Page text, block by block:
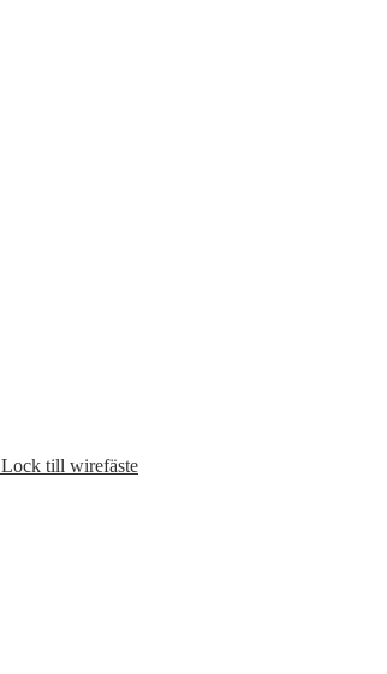
Lock till wirefäste